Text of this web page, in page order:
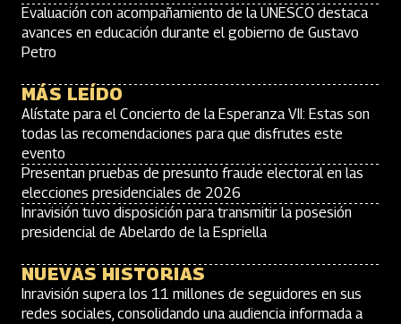
Evaluación con acompañamiento de la UNESCO destaca
avances en educación durante el gobierno de Gustavo
Petro
MÁS LEÍDO
Alístate para el Concierto de la Esperanza VII: Estas son
todas las recomendaciones para que disfrutes este
evento
Presentan pruebas de presunto fraude electoral en las
elecciones presidenciales de 2026
Inravisión tuvo disposición para transmitir la posesión
presidencial de Abelardo de la Espriella
NUEVAS HISTORIAS
Inravisión supera los 11 millones de seguidores en sus
redes sociales, consolidando una audiencia informada a